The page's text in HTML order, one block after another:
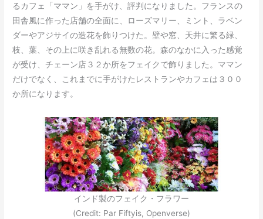
るカフェ「ママン」を手がけ、評判になりました。フランスの
田舎風に作った店舗の全面に、ローズマリー、ミント、ラベン
ダーやアジサイの造花を飾りつけた。壁や窓、天井に繁る緑、
枝、葉、その上に咲き乱れる無数の花。森のなかに入った感覚
が受け、チェーン店３２か所をフェイクで飾りました。ママン
だけでなく、これまでに手がけたレストランやカフェは３００
か所になります。
インド製のフェイク・フラワー
(Credit: Par Fiftyis, Openverse)